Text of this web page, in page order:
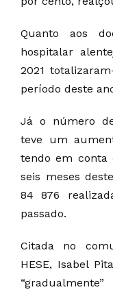
Quanto aos
hospitalar
2021
período deste
Já o número
teve um
tendo em conta
seis meses
84 876
passado.
Citada no
HESE, Isabel